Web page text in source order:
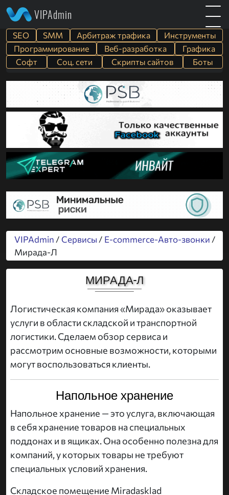
VIPAdmin
SEO SMM Арбитраж трафика
Инструменты
Программирование
Веб-разработка
Графика
Софт
Cоц. сети Скрипты сайтов Боты
VIPAdmin / Сервисы / E-commerce-Авто-звонки /
Мирада-Л
МИРАДА-Л
Логистическая компания «Мирада» оказывает
услуги в области складской и транспортной
логистики. Сделаем обзор сервиса и
рассмотрим основные возможности, которыми
могут воспользоваться клиенты.
Напольное хранение
Напольное хранение — это услуга, включающая
в себя хранение товаров на специальных
поддонах и в ящиках. Она особенно полезна для
компаний, у которых товары не требуют
специальных условий хранения.
Складское помещение Miradasklad